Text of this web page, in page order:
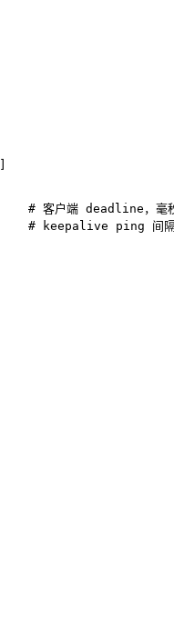
# 客户端 deadline，毫
# keepalive ping 间隔